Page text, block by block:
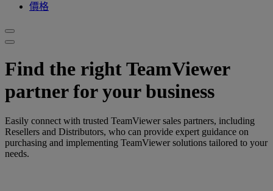
價格
Find the right TeamViewer
partner for your business
Easily connect with trusted TeamViewer sales partners, including
Resellers and Distributors, who can provide expert guidance on
purchasing and implementing TeamViewer solutions tailored to your
needs.